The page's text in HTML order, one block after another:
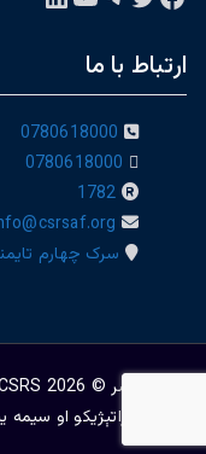
ارتباط با ما
0780618000
0780618000
1782
سرک چهارم
حق نشر © 2026
ستراتېژیکو او سیمه